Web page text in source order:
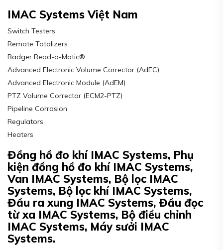
IMAC Systems Việt Nam
Switch Testers
Remote Totalizers
Badger Read-o-Matic®
Advanced Electronic Volume Corrector (AdEC)
Advanced Electronic Module (AdEM)
PTZ Volume Corrector (ECM2-PTZ)
Pipeline Corrosion
Regulators
Heaters
Đồng hồ đo khí IMAC Systems, Phụ
kiện đồng hồ đo khí IMAC Systems,
Van IMAC Systems, Bộ lọc IMAC
Systems, Bộ lọc khí IMAC Systems,
Đầu ra xung IMAC Systems, Đầu đọc
từ xa IMAC Systems, Bộ điều chỉnh
IMAC Systems, Máy sưởi IMAC
Systems.